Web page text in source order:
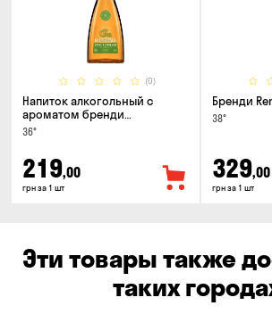
(0)
Напиток алкогольный с
ароматом бренди
Renaissance Cinamon & Apple
36°
219,00
грн за 1 шт
Бренди
38°
329,00
грн за 1 шт
Эти товары также
таких